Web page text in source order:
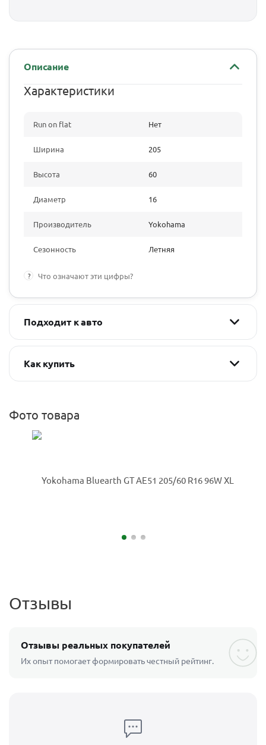
Описание
Характеристики
Run on flat Нет
Ширина 205
Высота 60
Диаметр 16
Производитель Yokohama
Сезонность Летняя
? Что означают эти цифры?
Подходит к авто
Как купить
Фото товара
Отзывы
Отзывы реальных покупателей
Их опыт помогает формировать честный рейтинг.